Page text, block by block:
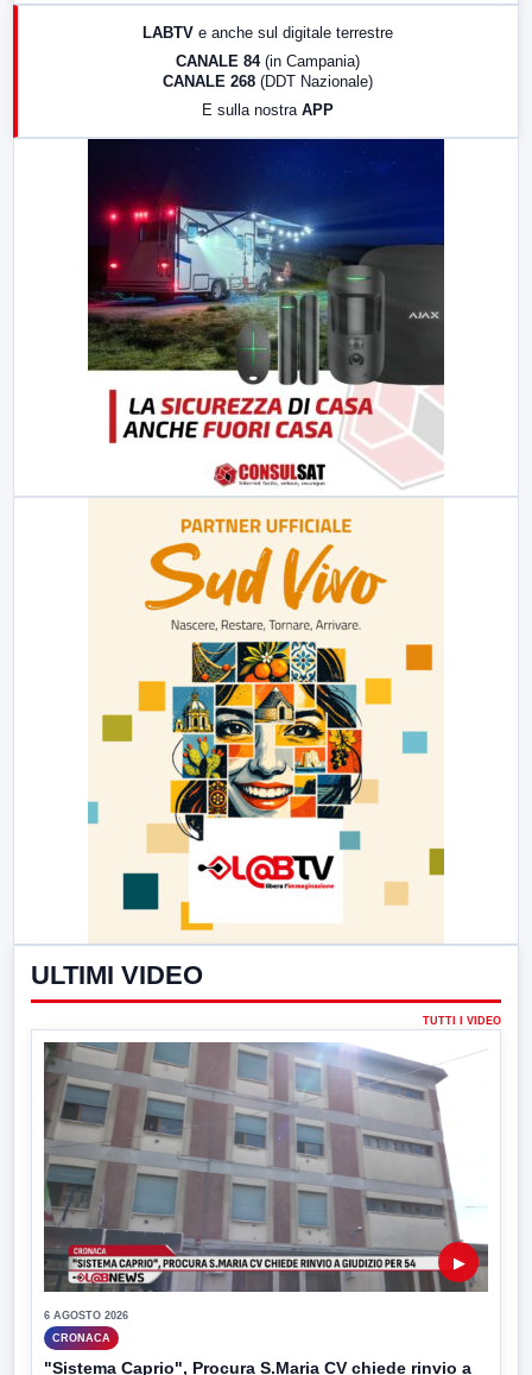
17:00 LabNews (replica)
LABTV e anche sul digitale terrestre
CANALE 84 (in Campania)
CANALE 268 (DDT Nazionale)
E sulla nostra APP
ULTIMI VIDEO
TUTTI I VIDEO
▶
6 AGOSTO 2026
CRONACA
"Sistema Caprio", Procura S.Maria CV chiede rinvio a